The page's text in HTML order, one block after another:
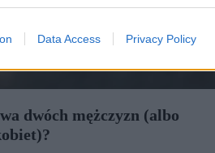
Data Access Privacy Policy
dwóch mężczyzn (albo